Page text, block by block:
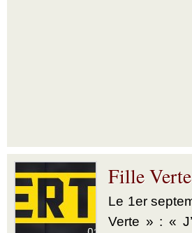
Fille Verte
Le 1er
Verte » : «